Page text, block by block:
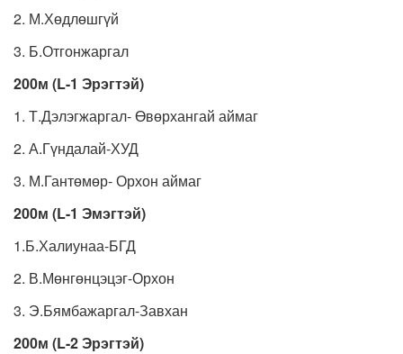
2. М.Хөдлөшгүй
3. Б.Отгонжаргал
200м (L-1 Эрэгтэй)
1. Т.Дэлэгжаргал- Өвөрхангай аймаг
2. А.Гүндалай-ХУД
3. М.Гантөмөр- Орхон аймаг
200м (L-1 Эмэгтэй)
1.Б.Халиунаа-БГД
2. В.Мөнгөнцэцэг-Орхон
3. Э.Бямбажаргал-Завхан
200м (L-2 Эрэгтэй)